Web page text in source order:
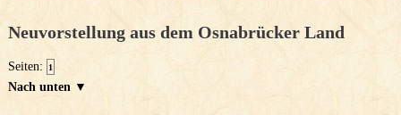
Neuvorstellung aus dem Osnabrücker Land
Seiten: 1
Nach unten ▼